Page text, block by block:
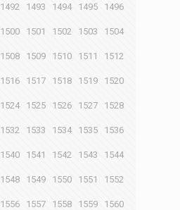
1492 1493 1494 1495 1496
1500 1501 1502 1503 1504
1508 1509 1510 1511 1512
1516 1517 1518 1519 1520
1524 1525 1526 1527 1528
1532 1533 1534 1535 1536
1540 1541 1542 1543 1544
1548 1549 1550 1551 1552
1556 1557 1558 1559 1560